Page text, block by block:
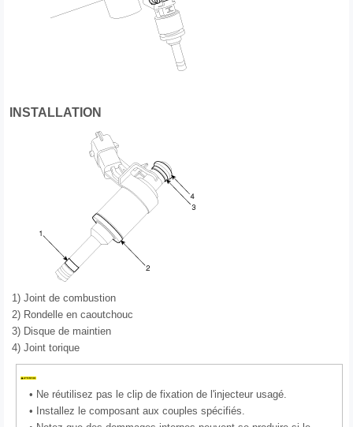
INSTALLATION
1) Joint de combustion
2) Rondelle en caoutchouc
3) Disque de maintien
4) Joint torique
• Ne réutilisez pas le clip de fixation de l'injecteur usagé.
•
Installez le composant aux couples spécifiés.